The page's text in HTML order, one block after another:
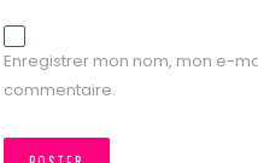
Enregistrer mon nom, mon e-
commentaire.